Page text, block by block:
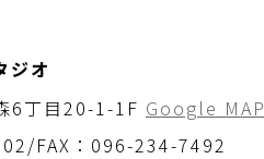
ジオ
6丁目20-1-1F Google MAP
FAX：096-234-7492